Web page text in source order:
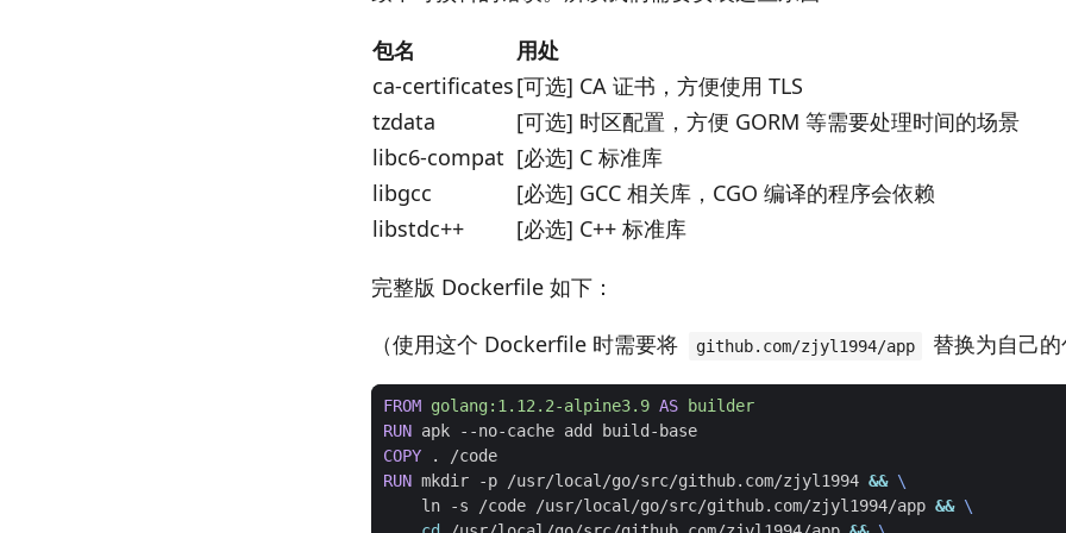
包名
用处
ca-certificates[可选] CA 证书，方便使用 TLS
tzdata
[可选] 时区配置，方便 GORM 等需要处理时间的场景
libc6-compat [必选] C 标准库
libgcc
[必选] GCC 相关库，CGO 编译的程序会依赖
libstdc++
[必选] C++ 标准库
完整版 Dockerfile 如下：
（使用这个 Dockerfile 时需要将
github.com/zjyl1994/app 替换为自己
FROM golang:1.12.2-alpine3.9 AS
builder
RUN apk --no-cache add build-base
COPY . /code
RUN mkdir -p /usr/local/go/src/github.com/zjyl1994 &&
    ln -s /code /usr/local/go/src/github.com/zjyl1994/app
&&